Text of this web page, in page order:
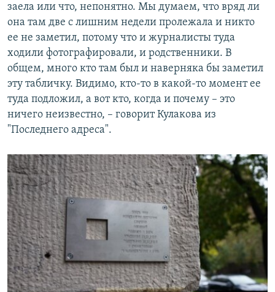
заела или что, непонятно. Мы думаем, что вряд ли
она там две с лишним недели пролежала и никто
ее не заметил, потому что и журналисты туда
ходили фотографировали, и родственники. В
общем, много кто там был и наверняка бы заметил
эту табличку. Видимо, кто-то в какой-то момент ее
туда подложил, а вот кто, когда и почему – это
ничего неизвестно, – говорит Кулакова из
"Последнего адреса".